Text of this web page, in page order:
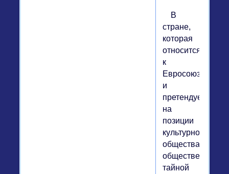
В
стране,
которая
относится
к
Евросоюзу
и
претендует
на
позиции
культурного
общества,
общественной
тайной